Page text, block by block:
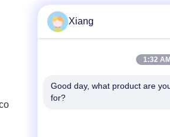
Contato Rápido
Telefone
Xiang
1:32 AM
Good day, what product are
for?